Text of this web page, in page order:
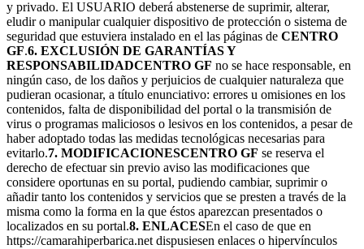
y privado. El USUARIO deberá abstenerse de suprimir, alterar,
eludir o manipular cualquier dispositivo de protección o sistema de
seguridad que estuviera instalado en el las páginas de CENTRO
GF.6. EXCLUSIÓN DE GARANTÍAS Y
RESPONSABILIDADCENTRO GF no se hace responsable, en
ningún caso, de los daños y perjuicios de cualquier naturaleza que
pudieran ocasionar, a título enunciativo: errores u omisiones en los
contenidos, falta de disponibilidad del portal o la transmisión de
virus o programas maliciosos o lesivos en los contenidos, a pesar de
haber adoptado todas las medidas tecnológicas necesarias para
evitarlo.7. MODIFICACIONESCENTRO GF se reserva el
derecho de efectuar sin previo aviso las modificaciones que
considere oportunas en su portal, pudiendo cambiar, suprimir o
añadir tanto los contenidos y servicios que se presten a través de la
misma como la forma en la que éstos aparezcan presentados o
localizados en su portal.8. ENLACESEn el caso de que en
https://camarahiperbarica.net dispusiesen enlaces o hipervínculos